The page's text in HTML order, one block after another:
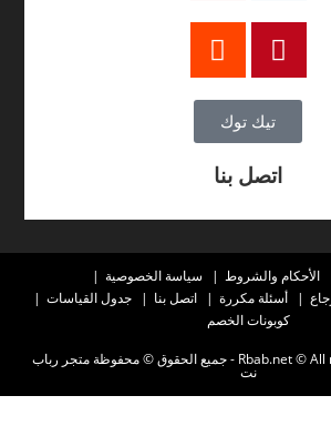
تيك توك
اتصل بنا
الأحكام والشروط
سياسة الخصوصية
أسئلة مكررة اتصل بنا
جدول القياسات
كوبونات الخصم
2026 - Rbab.net © All rights reserved - جميع الحقوق © محفوظة متجر رباب
نت